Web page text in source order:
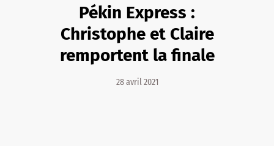
Pékin Express :
Christophe et Claire
remportent la finale
28 avril 2021